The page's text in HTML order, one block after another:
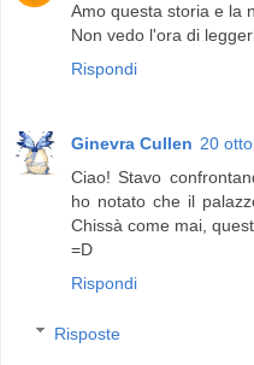
Amo questa storia e la
Non vedo l'ora di
Rispondi
Ginevra Cullen 20
Ciao! Stavo
ho notato che il
Chissà come mai,
=D
Rispondi
Risposte